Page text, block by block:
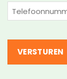
Telefoon
(Vereist)